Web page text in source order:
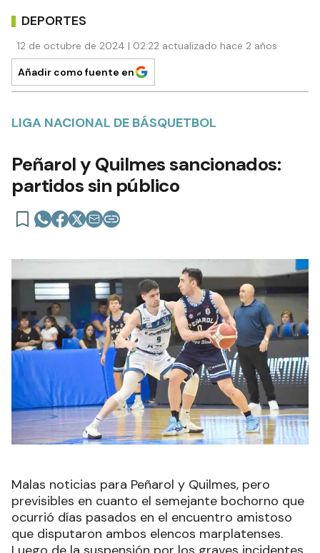
DEPORTES
12 de octubre de 2024 | 02:22 actualizado hace 2 años
Añadir como fuente en
LIGA NACIONAL DE BÁSQUETBOL
Peñarol y Quilmes sancionados:
partidos sin público
Malas noticias para Peñarol y Quilmes, pero
previsibles en cuanto el semejante bochorno que
ocurrió días pasados en el encuentro amistoso
que disputaron ambos elencos marplatenses.